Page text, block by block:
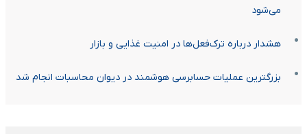
می‌شود
هشدار درباره ترک‌فعل‌ها در امنیت غذایی و بازار
بزرگترین عملیات حسابرسی هوشمند در دیوان محاسبات انجام شد